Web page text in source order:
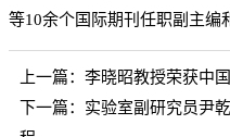
等10余个国际期刊任职副主编
上一篇： 李晓昭教授荣获中
下一篇： 实验室副研究员尹